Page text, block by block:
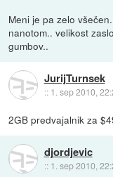
Meni je pa zelo
nanotom.. velikost
gumbov..
JurijTurnsek
:: 1. sep 2010,
2GB predvajalnik za
djordjevic
:: 1. sep 2010,